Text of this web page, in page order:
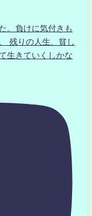
。負けに気付きも
残りの人生、貧し
生きていくしかな